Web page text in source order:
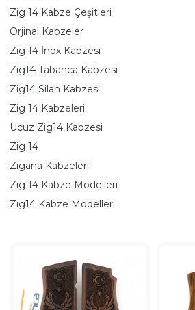
Zig 14 Kabze Çeşitleri
Orjinal Kabzeler
Zig 14 İnox Kabzesi
Zig14 Tabanca Kabzesi
Zig14 Silah Kabzesi
Zig 14 Kabzeleri
Ucuz Zig14 Kabzesi
Zig 14
Zigana Kabzeleri
Zig 14 Kabze Modelleri
Zıg14 Kabze Modelleri